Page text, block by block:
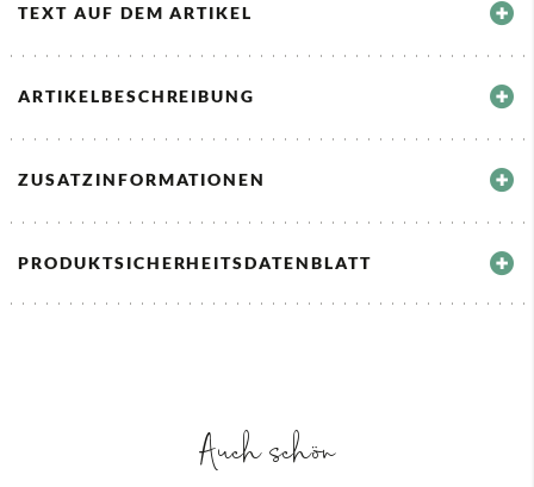
TEXT AUF DEM ARTIKEL
ARTIKELBESCHREIBUNG
ZUSATZINFORMATIONEN
PRODUKTSICHERHEITSDATENBLATT
Auch schön